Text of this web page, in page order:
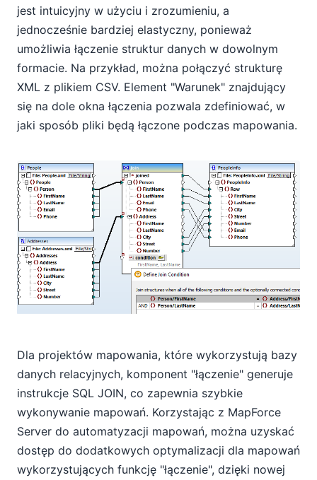
jest intuicyjny w użyciu i zrozumieniu, a
jednocześnie bardziej elastyczny, ponieważ
umożliwia łączenie struktur danych w dowolnym
formacie. Na przykład, można połączyć strukturę
XML z plikiem CSV. Element "Warunek" znajdujący
się na dole okna łączenia pozwala zdefiniować, w
jaki sposób pliki będą łączone podczas mapowania.
Dla projektów mapowania, które wykorzystują bazy
danych relacyjnych, komponent "łączenie" generuje
instrukcje SQL JOIN, co zapewnia szybkie
wykonywanie mapowań. Korzystając z MapForce
Server do automatyzacji mapowań, można uzyskać
dostęp do dodatkowych optymalizacji dla mapowań
wykorzystujących funkcję "łączenie", dzięki nowej